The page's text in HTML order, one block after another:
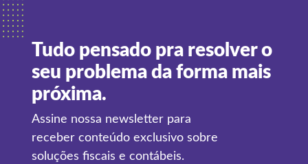
Tudo pensado pra resolver o
seu problema da forma mais
próxima.
Assine nossa newsletter para
receber conteúdo exclusivo sobre
soluções fiscais e contábeis.